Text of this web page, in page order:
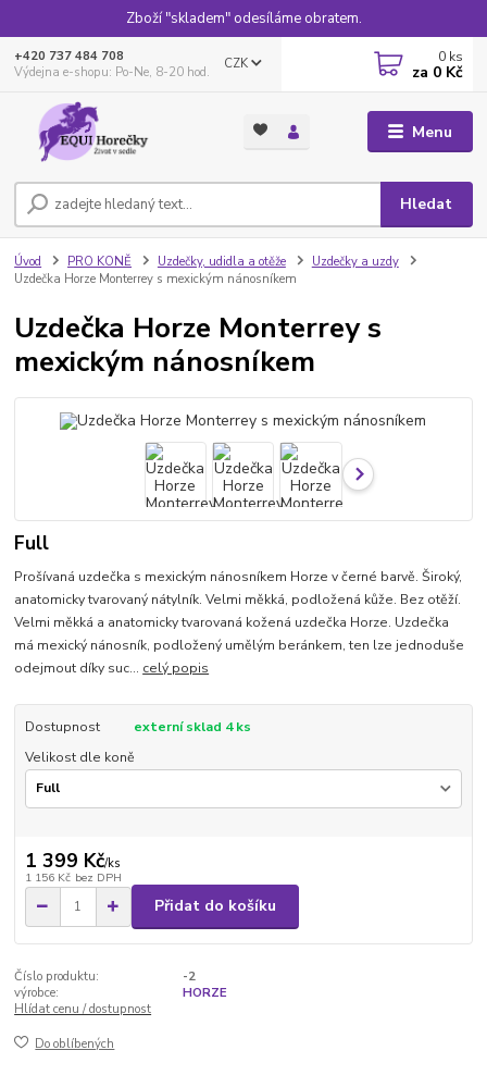
Zboží "skladem" odesíláme obratem.
Menu
CZK
Hledat
+420 737 484 708
Výdejna e-shopu: Po-Ne, 8-20 hod.
0 ks
za 0 Kč
Úvod PRO KONĚ Uzdečky, udidla a otěže
Uzdečky a uzdy
Uzdečka Horze Monterrey s mexickým nánosníkem
Uzdečka Horze Monterrey s
mexickým nánosníkem
Full
Prošívaná uzdečka s mexickým nánosníkem Horze v černé barvě. Široký,
anatomicky tvarovaný nátylník. Velmi měkká, podložená kůže. Bez otěží.
Velmi měkká a anatomicky tvarovaná kožená uzdečka Horze. Uzdečka
má mexický nánosník, podložený umělým beránkem, ten lze jednoduše
odejmout díky suc... celý popis
Dostupnost
externí sklad 4 ks
Velikost dle koně
1 399 Kč/ks
1 156 Kč bez DPH
Přidat do košíku
Číslo produktu:
-2
výrobce:
HORZE
Hlídat cenu / dostupnost
Do oblíbených